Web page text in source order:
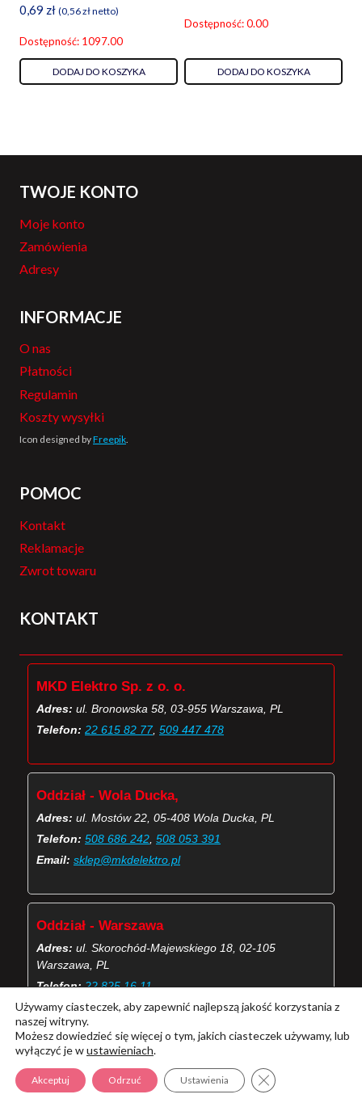
0,69 zł (0,56złnetto)
Dostępność: 1097.00
DODAJ DO KOSZYKA
Dostępność: 0.00
DODAJ DO KOSZYKA
TWOJE KONTO
Moje konto
Zamówienia
Adresy
INFORMACJE
O nas
Płatności
Regulamin
Koszty wysyłki
Icon designed byFreepik.
POMOC
Kontakt
Reklamacje
Zwrot towaru
KONTAKT
MKD Elektro Sp. z o. o.
Adres: ul. Bronowska 58, 03-955 Warszawa, PL
Telefon: 22 615 82 77, 509 447 478
Oddział - Wola Ducka,
Adres: ul. Mostów 22, 05-408 Wola Ducka, PL
Telefon: 508 686 242 508 053 391
Email: sklep@mkdelektro.pl
Oddział - Warszawa
Adres: ul. Skorochód-Majewskiego 18, 02-105
Warszawa, PL
Telefon: 22 825 16 11
Email: skorochod@mkdelektro.pl
(Więcej o kontaktach MKD Elektro)
Używamy ciasteczek, aby zapewnić najlepszą jakość korzystania z
naszej witryny.
Możesz dowiedzieć się więcej o tym, jakich ciasteczek używamy, lub
wyłączyć je wustawieniach.
Akceptuj Odrzuć Ustawienia Zamknij panel